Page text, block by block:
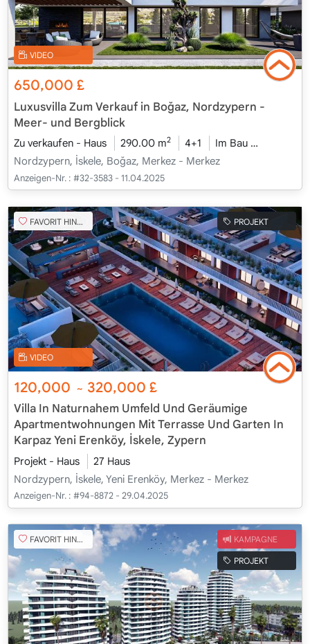
VIDEO
650,000 £
Luxusvilla Zum Verkauf in Boğaz, Nordzypern -
Meer- und Bergblick
Zu verkaufen - Haus 290.00 m2 4+1 Im Bau
Nordzypern, İskele, Boğaz, Merkez - Merkez
Anzeigen-Nr. : #32-3583 - 11.04.2025
FAVORIT HINZUFÜGEN PROJEKT
VIDEO
120,000 ~ 320,000£
Villa In Naturnahem Umfeld Und Geräumige
Apartmentwohnungen Mit Terrasse Und Garten In
Karpaz Yeni Erenköy, İskele, Zypern
Projekt - Haus
27 Haus
Nordzypern, İskele, Yeni Erenköy, Merkez - Merkez
Anzeigen-Nr. : #94-8872 - 29.04.2025
FAVORIT HINZUFÜGEN KAMPAGNE
PROJEKT